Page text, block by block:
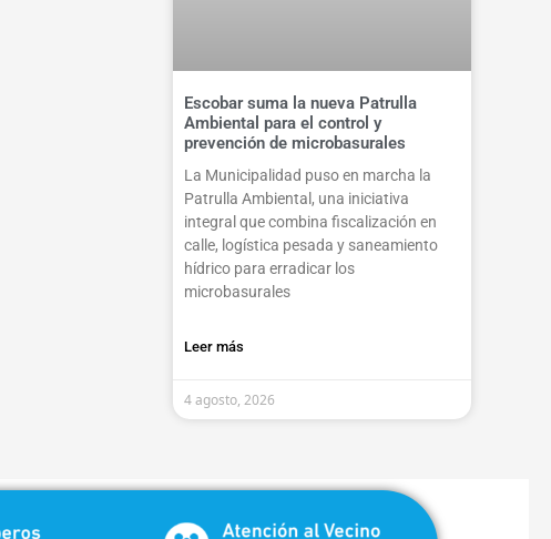
Escobar suma la nueva Patrulla
Ambiental para el control y
prevención de microbasurales
La Municipalidad puso en marcha la
Patrulla Ambiental, una iniciativa
integral que combina fiscalización en
calle, logística pesada y saneamiento
hídrico para erradicar los
microbasurales
Leer más
4 agosto, 2026